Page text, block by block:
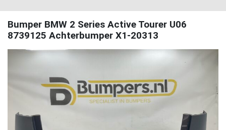
Bumper BMW 2 Series Active Tourer U06
8739125 Achterbumper X1-20313